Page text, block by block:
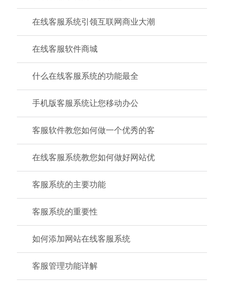
在线客服系统引领互联网商业大潮
在线客服软件商城
什么在线客服系统的功能最全
手机版客服系统让您移动办公
客服软件教您如何做一个优秀的客
在线客服系统教您如何做好网站优
客服系统的主要功能
客服系统的重要性
如何添加网站在线客服系统
客服管理功能详解